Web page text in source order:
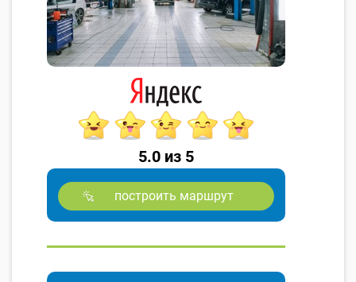
5.0 из 5
построить маршрут